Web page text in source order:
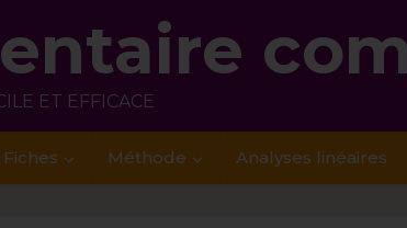
ET EFFICACE
Méthode Analyses linéaires